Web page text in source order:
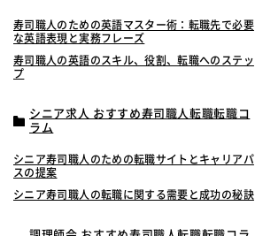
寿司職人のための英語マスター術：転職先で必要
な英語表現と実務フレーズ
寿司職人の英語のスキル、役割、転職へのステッ
プ
シニア求人 おすすめ寿司職人転職転職コ
ラム
シニア寿司職人のための転職サイトとキャリアパ
スの提案
シニア寿司職人の転職に関する需要と成功の秘訣